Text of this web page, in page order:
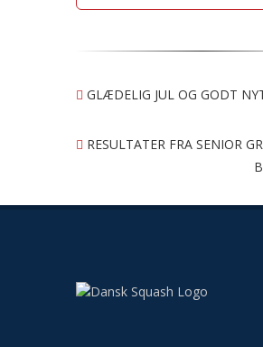
GLÆDELIG JUL OG GODT
RESULTATER FRA SENIOR